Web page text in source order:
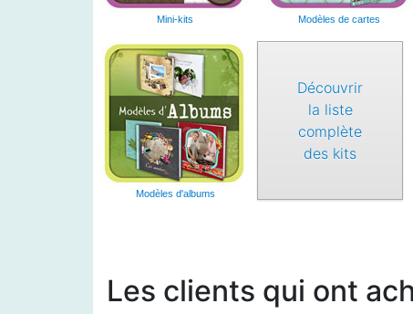
Mini-kits Modèles de cartes
Modèles d'albums
Découvrir
la liste
complète
des kits
Les clients qui ont